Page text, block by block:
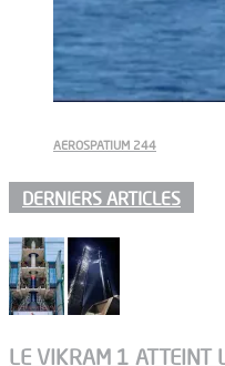
AEROSPATIUM 244
DERNIERS ARTICLES
LE VIKRAM 1 ATTEINT